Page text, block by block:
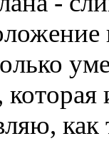
которая